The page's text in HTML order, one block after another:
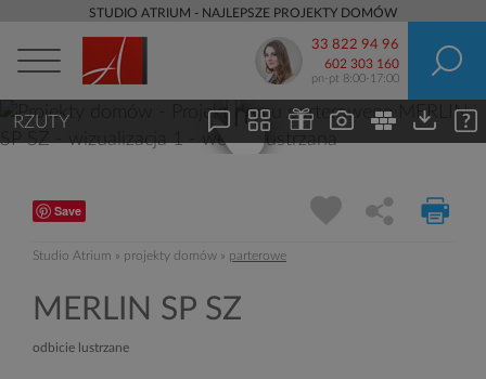
STUDIO ATRIUM - NAJLEPSZE PROJEKTY DOMÓW
33 822 94 96
602 303 160
pn-pt 8:00-17:00
Save
Studio Atrium » projekty domów » parterowe
MERLIN SP SZ
odbicie lustrzane
RZUTY